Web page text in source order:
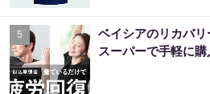
5
ベイシアのリカバリ
スーパーで手軽に購